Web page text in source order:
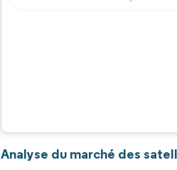
Analyse du marché des